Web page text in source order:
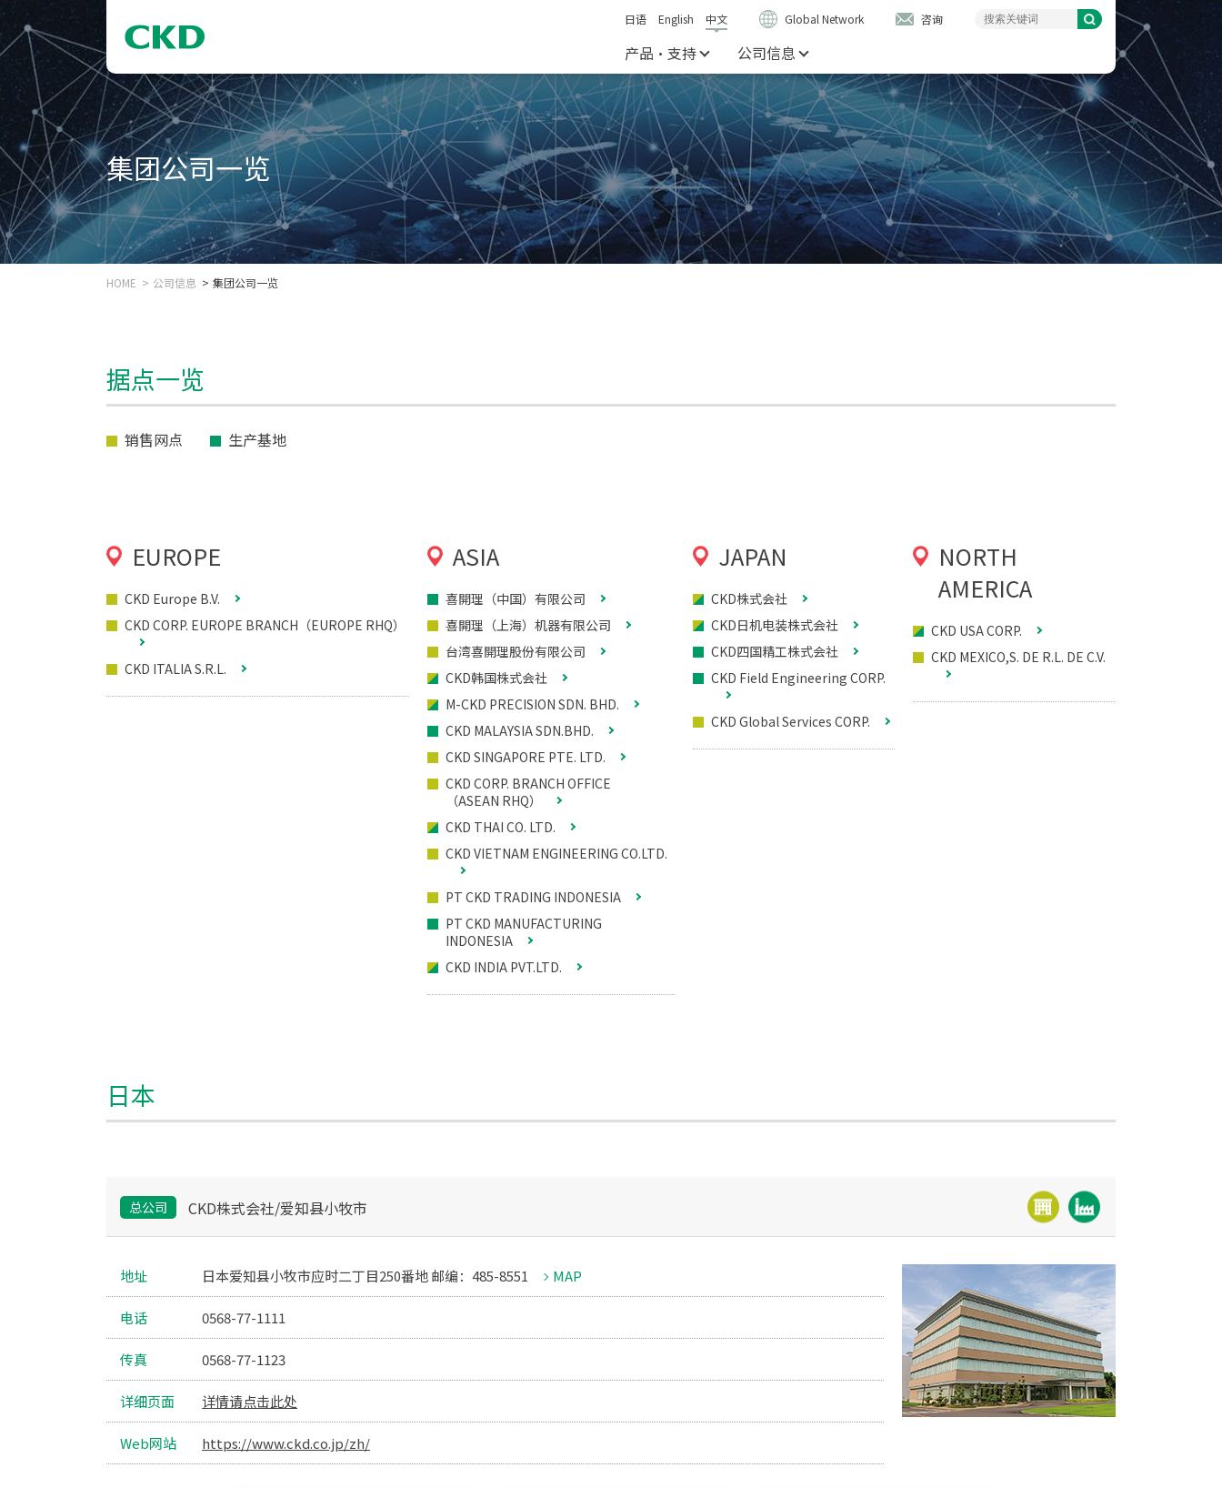
日语 English 中文 Global Network 咨询
产品・支持 公司信息
集团公司一览
HOME 公司信息 集团公司一览
据点一览
销售网点 生产基地
EUROPE
CKD Europe B.V.
CKD CORP. EUROPE BRANCH（EUROPE RHQ）
CKD ITALIA S.R.L.
ASIA
喜開理（中国）有限公司
喜開理（上海）机器有限公司
台湾喜開理股份有限公司
CKD韩国株式会社
M-CKD PRECISION SDN. BHD.
CKD MALAYSIA SDN.BHD.
CKD SINGAPORE PTE. LTD.
CKD CORP. BRANCH OFFICE
（ASEAN RHQ）
CKD THAI CO. LTD.
CKD VIETNAM ENGINEERING CO.LTD.
PT CKD TRADING INDONESIA
PT CKD MANUFACTURING
INDONESIA
CKD INDIA PVT.LTD.
JAPAN
CKD株式会社
CKD日机电装株式会社
CKD四国精工株式会社
CKD Field Engineering CORP.
CKD Global Services CORP.
NORTH
AMERICA
CKD USA CORP.
CKD MEXICO,S. DE R.L. DE C.V.
日本
总公司 CKD株式会社/爱知县小牧市
地址 日本爱知县小牧市应时二丁目250番地 邮编：485-8551 MAP
电话 0568-77-1111
传真 0568-77-1123
详细页面 详情请点击此处
Web网站 https://www.ckd.co.jp/zh/